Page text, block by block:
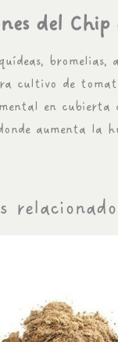
del Chip
cultivo de
en cubierta
aumenta la
$4.990
hasta
múltiples